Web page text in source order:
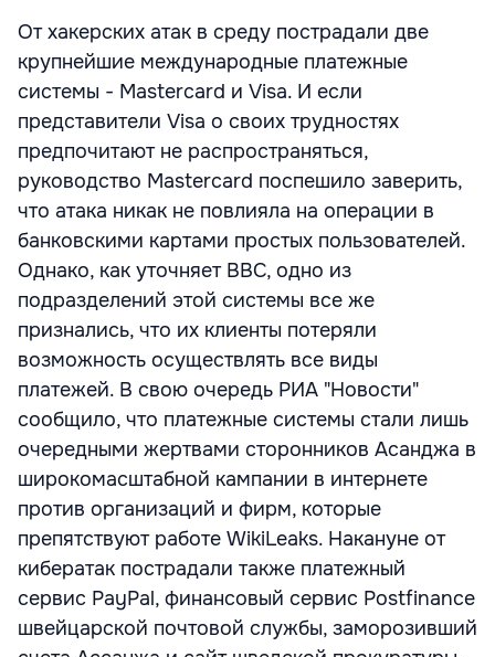
От хакерских атак в среду пострадали две
крупнейшие международные платежные
системы - Mastercard и Visa. И если
представители Visa о своих трудностях
предпочитают не распространяться,
руководство Mastercard поспешило заверить,
что атака никак не повлияла на операции в
банковскими картами простых пользователей.
Однако, как уточняет BBC, одно из
подразделений этой системы все же
признались, что их клиенты потеряли
возможность осуществлять все виды
платежей. В свою очередь РИА "Новости"
сообщило, что платежные системы стали лишь
очередными жертвами сторонников Асанджа в
широкомасштабной кампании в интернете
против организаций и фирм, которые
препятствуют работе WikiLeaks. Накануне от
кибератак пострадали также платежный
сервис PayPal, финансовый сервис Postfinance
швейцарской почтовой службы, заморозивший